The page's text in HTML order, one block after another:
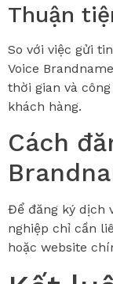
Thuận
So với việc gửi
Voice
thời gian và
khách hàng.
Cách
Để đăng ký dịch
nghiệp chỉ cần
hoặc website